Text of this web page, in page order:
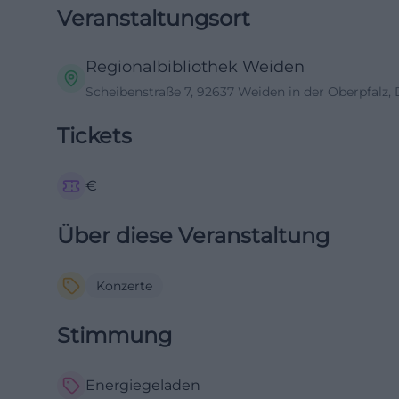
Veranstaltungsort
Regionalbibliothek Weiden
Scheibenstraße 7, 92637 Weiden in der Oberpfalz,
Tickets
€
Über diese Veranstaltung
Konzerte
Stimmung
Energiegeladen